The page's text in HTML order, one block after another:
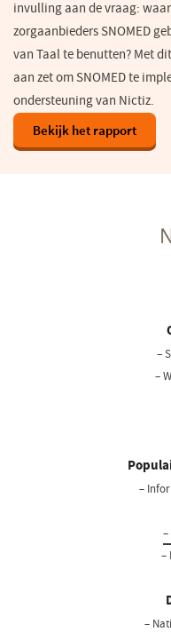
invulling aan de vraag:
zorgaanbieders SNOMED
van Taal te benutten? Met
aan zet om SNOMED te
ondersteuning van Nictiz.
Bekijk het rapport
–
–
–
–
–